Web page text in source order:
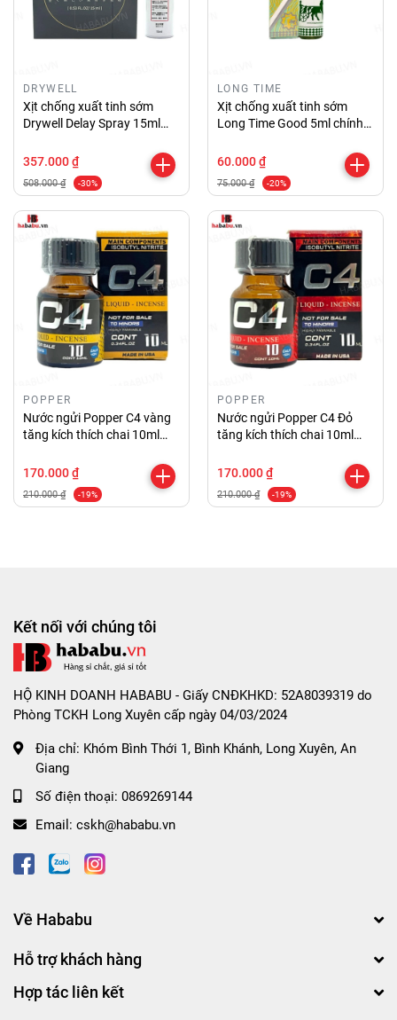
DRYWELL
Xịt chống xuất tinh sớm
Drywell Delay Spray 15ml
357.000 ₫
508.000 ₫ -30%
LONG TIME
Xịt chống xuất tinh sớm
Long Time Good 5ml chính
60.000 ₫
75.000 ₫ -20%
POPPER
Nước ngửi Popper C4 vàng
tăng kích thích chai 10ml
170.000 ₫
210.000 ₫ -19%
POPPER
Nước ngửi Popper C4 Đỏ
tăng kích thích chai 10ml
170.000 ₫
210.000 ₫ -19%
Kết nối với chúng tôi
HỘ KINH DOANH HABABU - Giấy CNĐKHKD: 52A8039319 do
Phòng TCKH Long Xuyên cấp ngày 04/03/2024
Địa chỉ: Khóm Bình Thới 1, Bình Khánh, Long Xuyên, An
Giang
Số điện thoại: 0869269144
Email: cskh@hababu.vn
Về Hababu
Hỗ trợ khách hàng
Hợp tác liên kết